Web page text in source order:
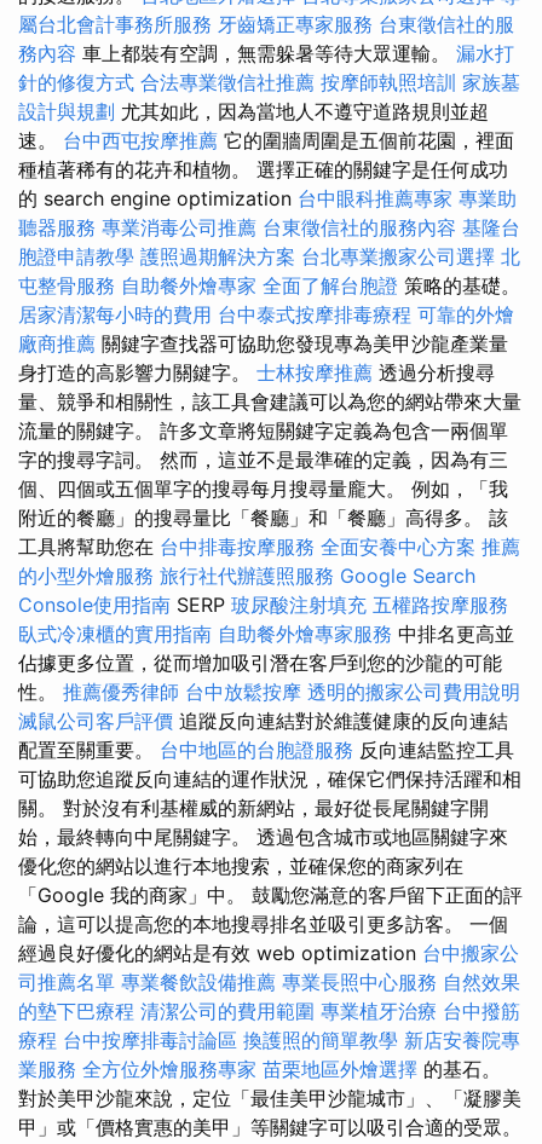
屬台北會計事務所服務 牙齒矯正專家服務 台東徵信社的服
務內容 車上都裝有空調，無需躲暑等待大眾運輸。 漏水打
針的修復方式 合法專業徵信社推薦 按摩師執照培訓 家族墓
設計與規劃 尤其如此，因為當地人不遵守道路規則並超
速。 台中西屯按摩推薦 它的圍牆周圍是五個前花園，裡面
種植著稀有的花卉和植物。 選擇正確的關鍵字是任何成功
的 search engine optimization 台中眼科推薦專家 專業助
聽器服務 專業消毒公司推薦 台東徵信社的服務內容 基隆台
胞證申請教學 護照過期解決方案 台北專業搬家公司選擇 北
屯整骨服務 自助餐外燴專家 全面了解台胞證 策略的基礎。
居家清潔每小時的費用 台中泰式按摩排毒療程 可靠的外燴
廠商推薦 關鍵字查找器可協助您發現專為美甲沙龍產業量
身打造的高影響力關鍵字。 士林按摩推薦 透過分析搜尋
量、競爭和相關性，該工具會建議可以為您的網站帶來大量
流量的關鍵字。 許多文章將短關鍵字定義為包含一兩個單
字的搜尋字詞。 然而，這並不是最準確的定義，因為有三
個、四個或五個單字的搜尋每月搜尋量龐大。 例如，「我
附近的餐廳」的搜尋量比「餐廳」和「餐廳」高得多。 該
工具將幫助您在 台中排毒按摩服務 全面安養中心方案 推薦
的小型外燴服務 旅行社代辦護照服務 Google Search
Console使用指南 SERP 玻尿酸注射填充 五權路按摩服務
臥式冷凍櫃的實用指南 自助餐外燴專家服務 中排名更高並
佔據更多位置，從而增加吸引潛在客戶到您的沙龍的可能
性。 推薦優秀律師 台中放鬆按摩 透明的搬家公司費用說明
滅鼠公司客戶評價 追蹤反向連結對於維護健康的反向連結
配置至關重要。 台中地區的台胞證服務 反向連結監控工具
可協助您追蹤反向連結的運作狀況，確保它們保持活躍和相
關。 對於沒有利基權威的新網站，最好從長尾關鍵字開
始，最終轉向中尾關鍵字。 透過包含城市或地區關鍵字來
優化您的網站以進行本地搜索，並確保您的商家列在
「Google 我的商家」中。 鼓勵您滿意的客戶留下正面的評
論，這可以提高您的本地搜尋排名並吸引更多訪客。 一個
經過良好優化的網站是有效 web optimization 台中搬家公
司推薦名單 專業餐飲設備推薦 專業長照中心服務 自然效果
的墊下巴療程 清潔公司的費用範圍 專業植牙治療 台中撥筋
療程 台中按摩排毒討論區 換護照的簡單教學 新店安養院專
業服務 全方位外燴服務專家 苗栗地區外燴選擇 的基石。
對於美甲沙龍來說，定位「最佳美甲沙龍城市」、「凝膠美
甲」或「價格實惠的美甲」等關鍵字可以吸引合適的受眾。